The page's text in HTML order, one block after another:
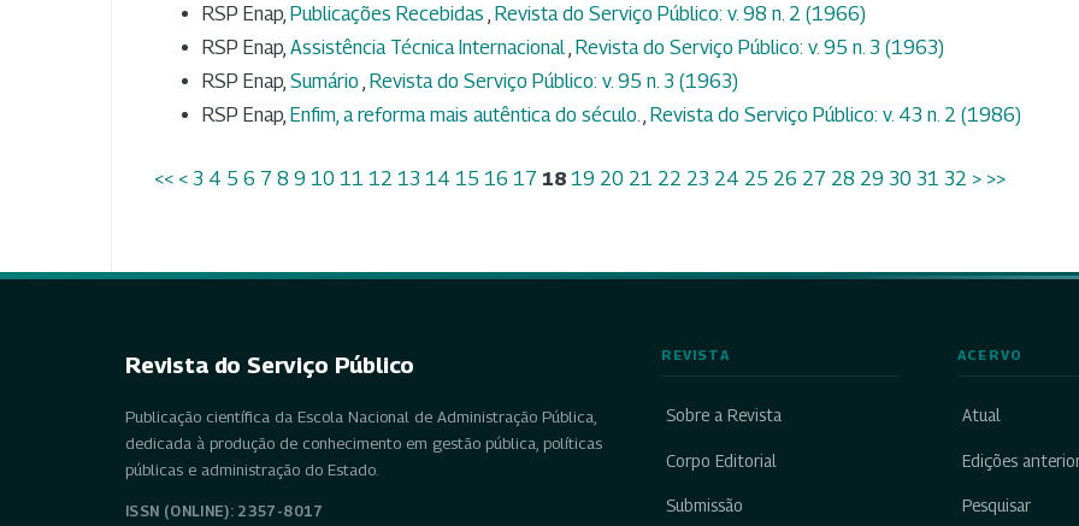
RSP Enap, Publicações Recebidas Revista do Serviço Público: v. 98 n. 2 (1966)
RSP Enap, Assistência Técnica Internacional Revista do Serviço Público: v. 95 n. 3 (1963)
RSP Enap, Sumário Revista do Serviço Público: v. 95 n. 3 (1963)
RSP Enap, Enfim, a reforma mais autêntica do século. Revista do Serviço Público: v. 43 n. 2 (1986)
<< < 3 4 5 6 7 8 9 10 11 12 13 14 15 16 17 18 19 20 21 22 23 24 25 26 27 28 29 30 31 32 > >>
Revista do Serviço Público
Publicação científica da Escola Nacional de Administração Pública,
dedicada à produção de conhecimento em gestão pública, políticas
públicas e administração do Estado.
ISSN (ONLINE): 2357-8017
REVISTA
Sobre a Revista
Corpo Editorial
Submissão
ACERVO
Atual
Edições
Pesquisar